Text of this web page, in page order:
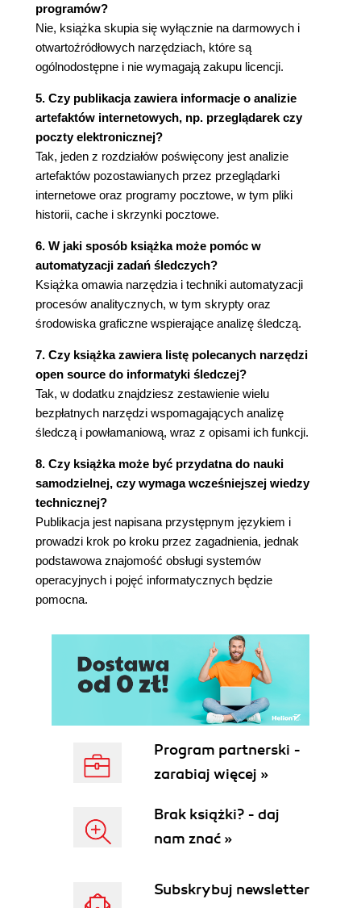
Kontenery specjalne (80)
Obrazy dysków maszyn wirtualnych (80)
Kontenery obrazów binarnych (81)
Haszowanie (83)
niealokowanej przestrzeni nośnika danych (85)
Foremost (86)
Tworzenie binarnych kopii nośników danych (88)
Skasowane dane (89)
File slack - niewykorzystana przestrzeń na
końcu pliku (90)
Polecenie dd (92)
Polecenie dcfldd (94)
Polecenie dc3dd (95)
Podsumowanie (96)
Bibliografia (96)
Rozdział 4. Systemy plików i artefakty w systemie
Windows (97)
Wprowadzenie (97)
Systemy plików obsługiwane w systemie
Windows (97)
System plików FAT (98)
Systemy plików - podsumowanie (107)
Rejestr (107)
Dzienniki zdarzeń (114)
Pliki prefetch (118)
Pliki skrótów (120)
Pliki wykonywalne (121)
Podsumowanie (125)
Rozdział 5. Systemy plików i artefakty w systemie
Linux (127)
Wprowadzenie (127)
Systemy plików obsługiwane w systemie Linux
(127)
Warstwa systemu plików (129)
Warstwa nazw plików (132)
Warstwa metadanych (134)
Narzędzia księgujące (136)
Skasowane dane (137)
Proces uruchamiania systemu Linux i jego usług
programów?
Nie, książka skupia się wyłącznie na darmowych i
otwartoźródłowych narzędziach, które są
ogólnodostępne i nie wymagają zakupu licencji.
5. Czy publikacja zawiera informacje o analizie
artefaktów internetowych, np. przeglądarek czy
poczty elektronicznej?
Tak, jeden z rozdziałów poświęcony jest analizie
artefaktów pozostawianych przez przeglądarki
internetowe oraz programy pocztowe, w tym pliki
historii, cache i skrzynki pocztowe.
6. W jaki sposób książka może pomóc w
automatyzacji zadań śledczych?
Książka omawia narzędzia i techniki automatyzacji
procesów analitycznych, w tym skrypty oraz
środowiska graficzne wspierające analizę śledczą.
7. Czy książka zawiera listę polecanych narzędzi
open source do informatyki śledczej?
Tak, w dodatku znajdziesz zestawienie wielu
bezpłatnych narzędzi wspomagających analizę
śledczą i powłamaniową, wraz z opisami ich funkcji.
8. Czy książka może być przydatna do nauki
samodzielnej, czy wymaga wcześniejszej wiedzy
technicznej?
Publikacja jest napisana przystępnym językiem i
prowadzi krok po kroku przez zagadnienia, jednak
podstawowa znajomość obsługi systemów
operacyjnych i pojęć informatycznych będzie
pomocna.
Program partnerski -
zarabiaj więcej »
Brak książki? - daj
nam znać »
Subskrybuj newsletter